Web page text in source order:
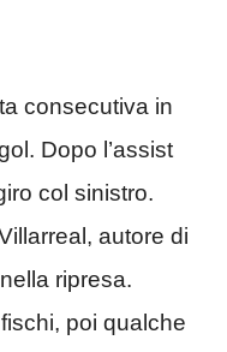
consecutiva in
Dopo l’assist
col sinistro.
autore di
ripresa.
poi qualche